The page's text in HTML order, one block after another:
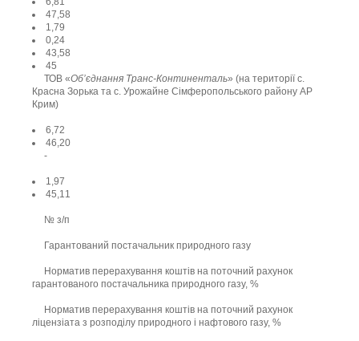
47,58
1,79
0,24
43,58
45
ТОВ «Об’єднання Транс-Континенталь» (на території с.
Красна Зорька та с. Урожайне Сімферопольського району АР
Крим)
6,72
46,20
-
1,97
45,11
№ з/п
Гарантований постачальник природного газу
Норматив перерахування коштів на поточний рахунок
гарантованого постачальника природного газу, %
Норматив перерахування коштів на поточний рахунок
ліцензіата з розподілу природного і нафтового газу, %